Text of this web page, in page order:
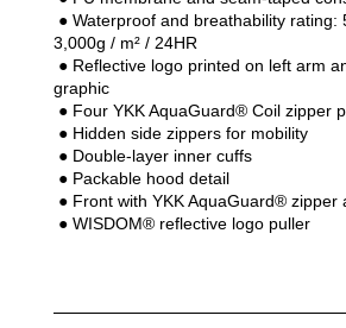
● Waterproof and breathability rating:
3,000g / m² / 24HR
● Reflective logo printed on left arm
graphic
● Four YKK AquaGuard® Coil zipper
● Hidden side zippers for mobility
● Double-layer inner cuffs
● Packable hood detail
● Front with YKK AquaGuard® zipper
● WISDOM® reflective logo puller